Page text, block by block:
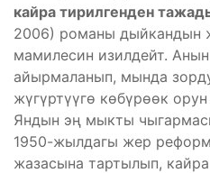
кайра тирилгенден
2006) романы дыйкандын
мамилесин изилдейт.
айырмаланып, мында
жүгүртүүгө көбүрөөк
Яндын эң мыкты
1950-жылдагы жер
жазасына тартылып,